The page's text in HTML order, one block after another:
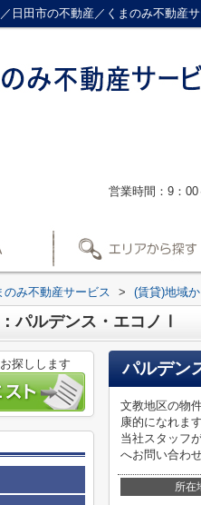
日田市の不動産／くまのみ不動産
営業時間：9：
のみ不動産サービス > (賃貸)地域
パルデンス・エコノⅠ
パルデン
文教地区の物
康的になれま
当社スタッフ
へお問い合わ
所在
探しします